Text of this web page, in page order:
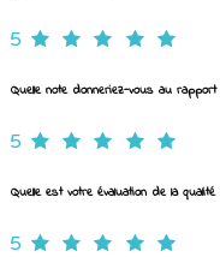
5
Quelle note donneriez-vous au
5
Quelle est votre évaluation de la
5